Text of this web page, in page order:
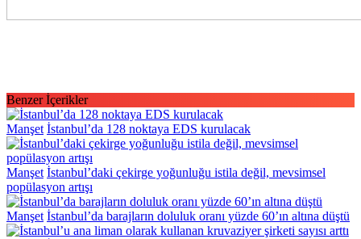
Benzer İçerikler
Manşet İstanbul’da 128 noktaya EDS kurulacak
Manşet İstanbul’daki çekirge yoğunluğu istila değil, mevsimsel
popülasyon artışı
Manşet İstanbul’da barajların doluluk oranı yüzde 60’ın altına düştü